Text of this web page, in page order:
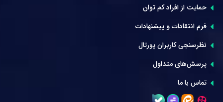
حمایت از افراد کم توان
فرم انتقادات و پیشنهادات
نظرسنجی کاربران پورتال
پرسش‌های متداول
تماس با ما